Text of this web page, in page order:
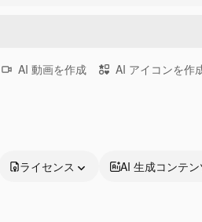
AI 動画を作成 AI アイコンを作
ライセンス AI 生成コンテン